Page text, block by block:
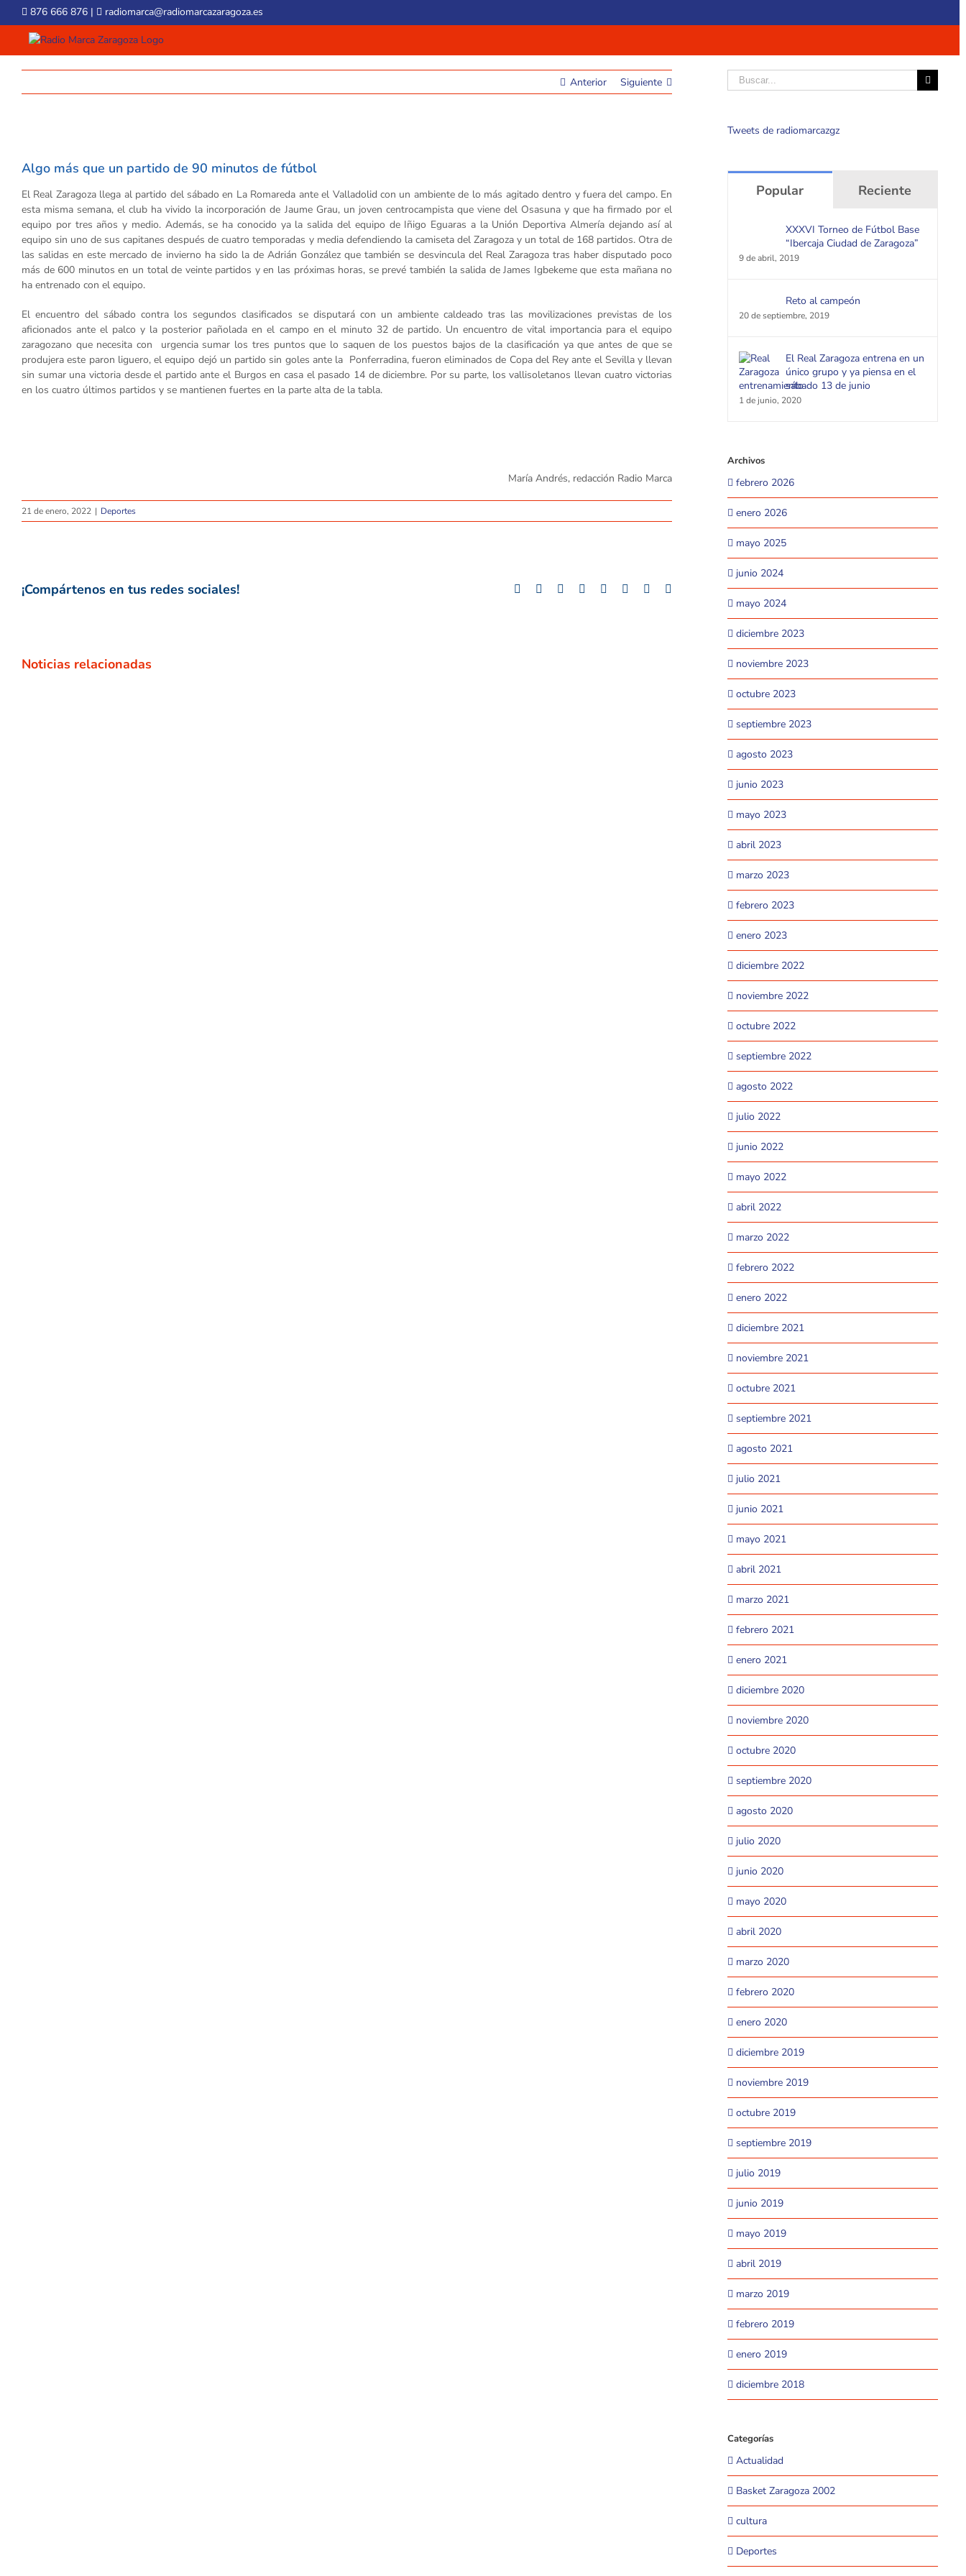
to
content
876 666 876 | radiomarca@radiomarcazaragoza.es
Anterior Siguiente
Image
Algo más que un partido de 90 minutos de fútbol
El Real Zaragoza llega al partido del sábado en La Romareda ante el Valladolid con un ambiente de lo más agitado dentro y fuera del campo. En
esta misma semana, el club ha vivido la incorporación de Jaume Grau, un joven centrocampista que viene del Osasuna y que ha firmado por el
equipo por tres años y medio. Además, se ha conocido ya la salida del equipo de Iñigo Eguaras a la Unión Deportiva Almería dejando así al
equipo sin uno de sus capitanes después de cuatro temporadas y media defendiendo la camiseta del Zaragoza y un total de 168 partidos. Otra de
las salidas en este mercado de invierno ha sido la de Adrián González que también se desvincula del Real Zaragoza tras haber disputado poco
más de 600 minutos en un total de veinte partidos y en las próximas horas, se prevé también la salida de James Igbekeme que esta mañana no
ha entrenado con el equipo.
El encuentro del sábado contra los segundos clasificados se disputará con un ambiente caldeado tras las movilizaciones previstas de los
aficionados ante el palco y la posterior pañolada en el campo en el minuto 32 de partido. Un encuentro de vital importancia para el equipo
zaragozano que necesita con urgencia sumar los tres puntos que lo saquen de los puestos bajos de la clasificación ya que antes de que se
produjera este paron liguero, el equipo dejó un partido sin goles ante la Ponferradina, fueron eliminados de Copa del Rey ante el Sevilla y llevan
sin sumar una victoria desde el partido ante el Burgos en casa el pasado 14 de diciembre. Por su parte, los vallisoletanos llevan cuatro victorias
en los cuatro últimos partidos y se mantienen fuertes en la parte alta de la tabla.
María Andrés, redacción Radio Marca
21 de enero, 2022 | Deportes
¡Compártenos en tus redes sociales! Facebook
TwitterLinkedInWhatsappGoogle+
TumblrPinterest
Noticias relacionadas
Buscar
Tweets de radiomarcazgz
Popular Reciente
XXXVI Torneo de Fútbol Base
“Ibercaja Ciudad de Zaragoza”
9 de abril, 2019
Reto al campeón
20 de septiembre, 2019
El Real Zaragoza entrena en un
único grupo y ya piensa en el
sábado 13 de junio
1 de junio, 2020
Archivos
febrero 2026
enero 2026
mayo 2025
junio 2024
mayo 2024
diciembre 2023
noviembre 2023
octubre 2023
septiembre 2023
agosto 2023
junio 2023
mayo 2023
abril 2023
marzo 2023
febrero 2023
enero 2023
diciembre 2022
noviembre 2022
octubre 2022
septiembre 2022
agosto 2022
julio 2022
junio 2022
mayo 2022
abril 2022
marzo 2022
febrero 2022
enero 2022
diciembre 2021
noviembre 2021
octubre 2021
septiembre 2021
agosto 2021
julio 2021
junio 2021
mayo 2021
abril 2021
marzo 2021
febrero 2021
enero 2021
diciembre 2020
noviembre 2020
octubre 2020
septiembre 2020
agosto 2020
julio 2020
junio 2020
mayo 2020
abril 2020
marzo 2020
febrero 2020
enero 2020
diciembre 2019
noviembre 2019
octubre 2019
septiembre 2019
julio 2019
junio 2019
mayo 2019
abril 2019
marzo 2019
febrero 2019
enero 2019
diciembre 2018
Categorías
Actualidad
Basket Zaragoza 2002
cultura
Deportes